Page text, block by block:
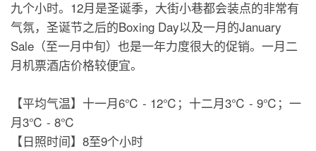
九个小时。12月是圣诞季，大街小巷都会装点的非常有
气氛，圣诞节之后的Boxing Day以及一月的January
Sale（至一月中旬）也是一年力度很大的促销。一月二
月机票酒店价格较便宜。
【平均气温】十一月6℃ - 12℃；十二月3℃ - 9℃；一
月3℃ - 8℃
【日照时间】8至9个小时